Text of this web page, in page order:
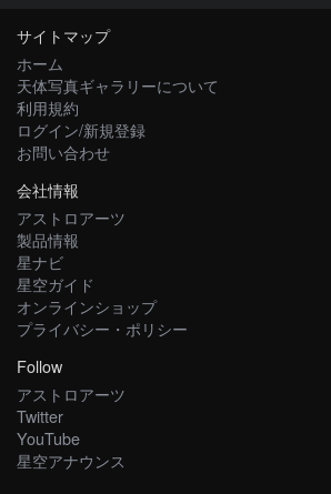
サイトマップ
ホーム
天体写真ギャラリーについて
利用規約
ログイン/新規登録
お問い合わせ
会社情報
アストロアーツ
製品情報
星ナビ
星空ガイド
オンラインショップ
プライバシー・ポリシー
Follow
アストロアーツ
Twitter
YouTube
星空アナウンス